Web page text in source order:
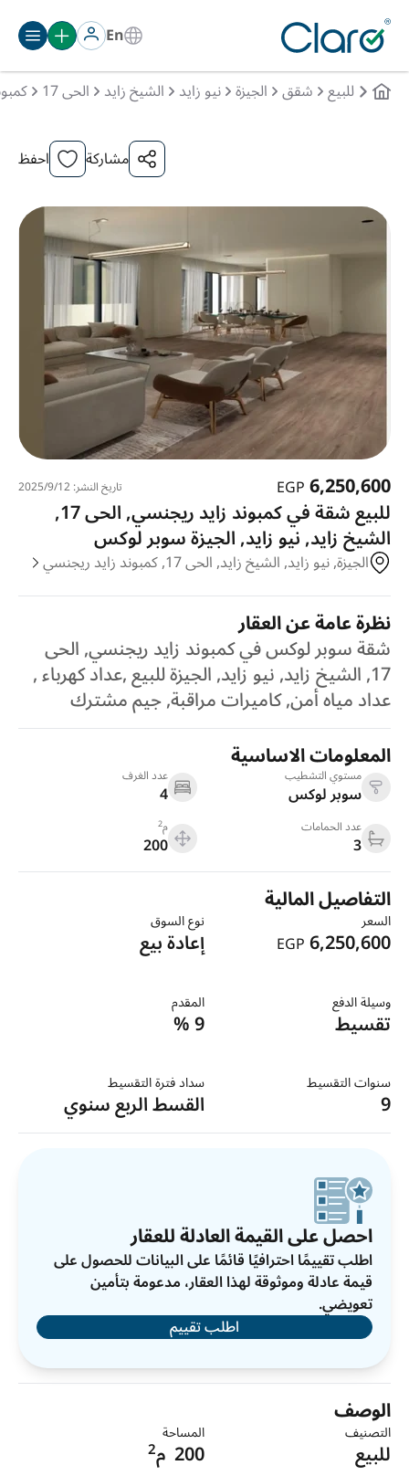
En
للبيع شقق الجيزة نيو زايد الشيخ زايد الحى 17
مشاركة احفظ
6,250,600
EGP تاريخ النشر: 12‏‏/9‏‏/2025
للبيع شقة في كمبوند زايد ريجنسي, الحى 17,
الشيخ زايد, نيو زايد, الجيزة سوبر لوكس
الجيزة, نيو زايد, الشيخ زايد, الحى 17, كمبوند زايد ريجنسي
نظرة عامة عن العقار
شقة سوبر لوكس في كمبوند زايد ريجنسي, الحى
17, الشيخ زايد, نيو زايد, الجيزة للبيع ,عداد كهرباء ,
عداد مياه أمن, كاميرات مراقبة, جيم مشترك
المعلومات الاساسية
مستوي التشطيب
سوبر لوكس
عدد الغرف
4
عدد الحمامات
3
م2
200
التفاصيل المالية
السعر
6,250,600
EGP
نوع السوق
إعادة بيع
وسيلة الدفع
تقسيط
المقدم
9 %
سنوات التقسيط
9
سداد فترة التقسيط
القسط الربع سنوي
احصل على القيمة العادلة للعقار
اطلب تقييمًا احترافيًا قائمًا على البيانات للحصول على
قيمة عادلة وموثوقة لهذا العقار، مدعومة بتأمين
تعويضي.
اطلب تقييم
الوصف
التصنيف
للبيع
المساحة
200 م2